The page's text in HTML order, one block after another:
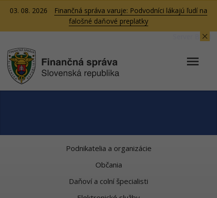
03. 08. 2026
Finančná správa varuje: Podvodníci lákajú ľudí na
falošné daňové preplatky
Server BB01
Podnikatelia a organizácie
Občania
Daňoví a colní špecialisti